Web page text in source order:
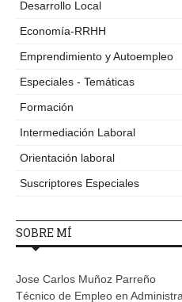
Desarrollo Local
Economía-RRHH
Emprendimiento y Autoempleo
Especiales - Temáticas
Formación
Intermediación Laboral
Orientación laboral
Suscriptores Especiales
SOBRE MÍ
Jose Carlos Muñoz Parreño
Técnico de Empleo en